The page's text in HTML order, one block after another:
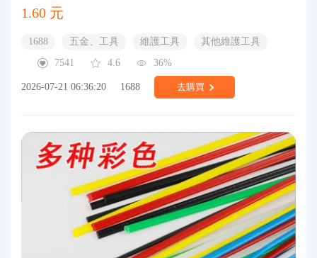
1.60 元
1688 五金、工具 維護工具
其他維護工具
7541
4.6 36%
2026-07-21 06:36:20 1688 去購買